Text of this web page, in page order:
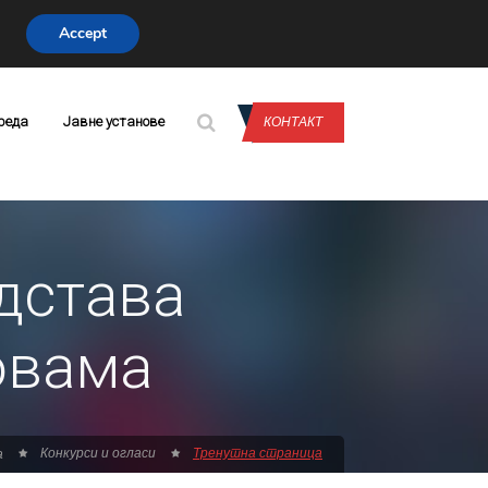
Јавне установе КОНТАКТ
Конкурси и огласи Тренутна страница
Accept